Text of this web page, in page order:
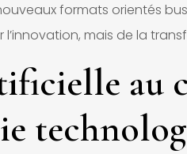
formats orientés
l’innovation, mais de la
au